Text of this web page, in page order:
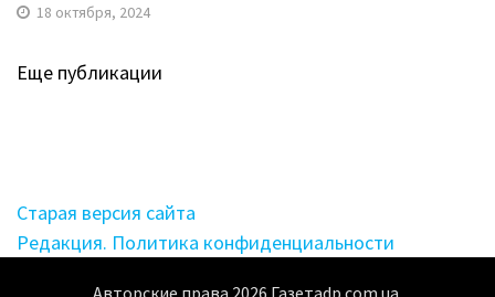
18 октября, 2024
Еще публикации
Старая версия сайта
Редакция. Политика конфиденциальности
Авторские права 2026 Газетаdp.com.ua.